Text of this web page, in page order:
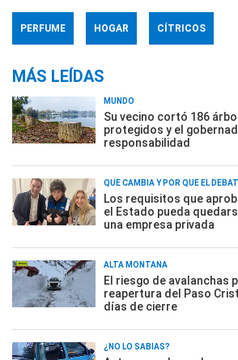
PERFUME HOGAR CÍTRICOS
MÁS LEÍDAS
MUNDO
Su vecino cortó 186
protegidos y el
responsabilidad
QUÉ CAMBIA Y POR QUÉ EL
Los requisitos que
el Estado pueda
una empresa privada
ALTA MONTAÑA
El riesgo de avalanchas
reapertura del Paso
días de cierre
¿NO LO SABÍAS?